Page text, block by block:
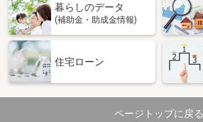
暮らしのデータ
(補助金・助成金情報)
住宅ローン
ページトップに戻る